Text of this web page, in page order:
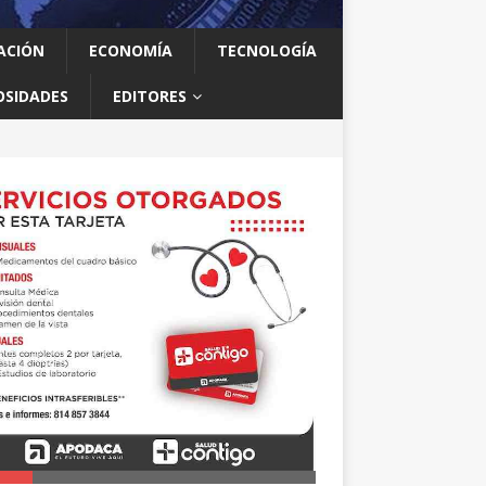
ECONOMÍA TECNOLOGÍA
EDITORES